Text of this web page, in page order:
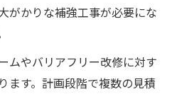
がかりな補強工事が必要にな
ムやバリアフリー改修に対す
ます。計画段階で複数の見積